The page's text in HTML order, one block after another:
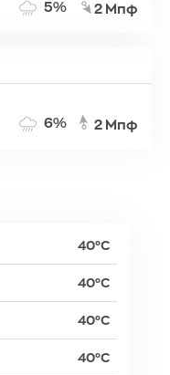
5% 2 Μπφ
6% 2 Μπφ
40°C
40°C
40°C
40°C